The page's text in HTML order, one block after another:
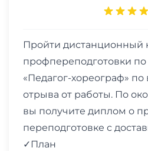
Пройти дистанционный
профпереподготовки
«Педагог-хореограф»
отрыва от работы. По
вы получите диплом о
переподготовке с
✓План